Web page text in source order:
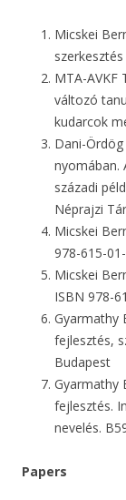
Micskei
MTA-AVKF
változó
kudarcok
Dani-
nyomában.
századi
Néprajzi
Micskei
978-615-
Micskei
ISBN 978-
Gyarmathy
fejlesztés,
Budapest
Gyarmathy
fejlesztés.
nevelés.
Papers